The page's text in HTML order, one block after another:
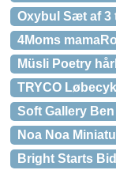
Oxybul Sæt af
4Moms
Müsli Poetry
TRYCO
Soft Gallery
Noa Noa
Bright Starts